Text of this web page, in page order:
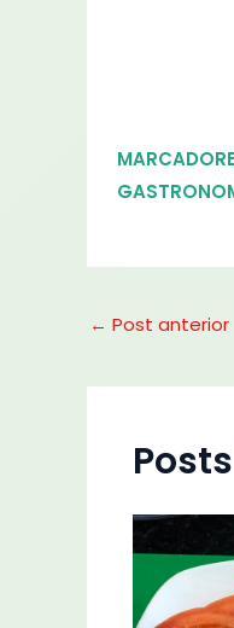
← Post anterior